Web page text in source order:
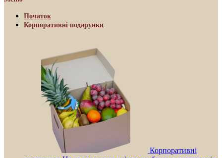
Початок
Корпоративні подарунки
Корпоративні